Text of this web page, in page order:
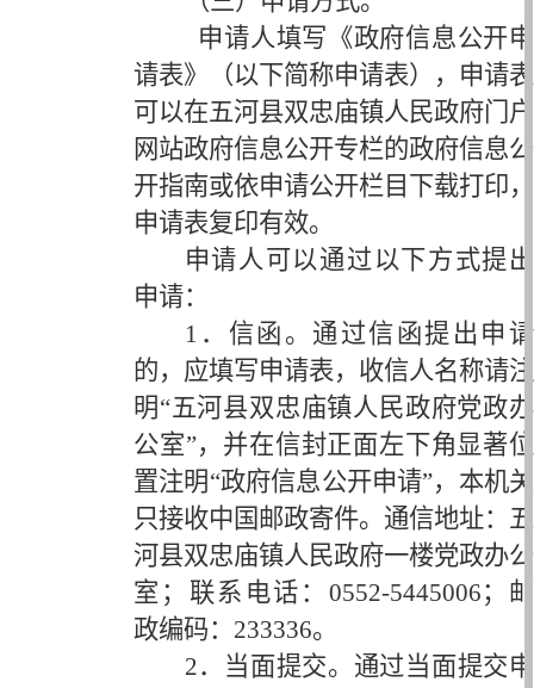
申请人填写《政府信息公开申
请表》（以下简称申请表），申请表
可以在五河县双忠庙镇人民政府门户
网站政府信息公开专栏的政府信息公
开指南或依申请公开栏目下载打印，
申请表复印有效。
申请人可以通过以下方式提出
申请：
1．信函。通过信函提出申请
的，应填写申请表，收信人名称请注
明“五河县双忠庙镇人民政府党政办
公室”，并在信封正面左下角显著位
置注明“政府信息公开申请”，本机关
只接收中国邮政寄件。通信地址：五
河县双忠庙镇人民政府一楼党政办公
室；联系电话：0552-5445006；邮
政编码：233336。
2．当面提交。通过当面提交申